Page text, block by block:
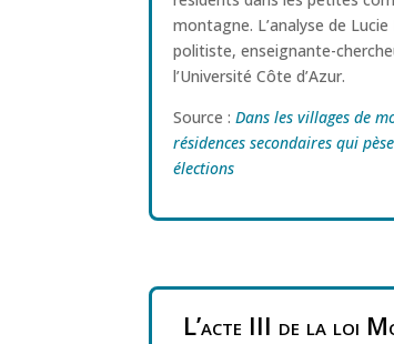
montagne. L’analyse de Lucie
politiste, enseignante-
l’Université Côte d’Azur.
Source :Dans les villages de
résidences secondaires qui
élections
L’acte III de la loi